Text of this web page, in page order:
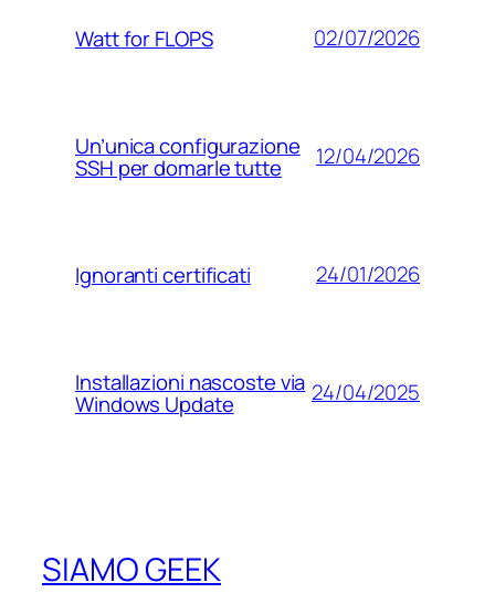
Watt for FLOPS 02/07/2026
Un’unica configurazione
SSH per domarle tutte 12/04/2026
Ignoranti certificati 24/01/2026
Installazioni nascoste via
Windows Update 24/04/2025
SIAMO GEEK